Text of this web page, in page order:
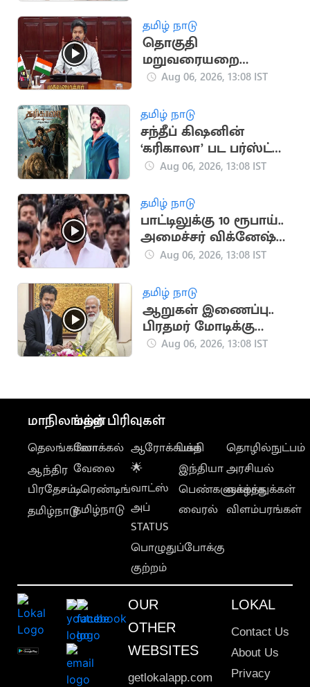
தமிழ் நாடு
தொகுதி
மறுவரையறை
விவகாரம்.. அனைத்து
விஜய் அழைப்பு
Aug 06, 2026, 13:08 IST
தமிழ் நாடு
சந்தீப் கிஷனின்
‘கரிகாலா’ பட பர்ஸ்ட்
லுக் வெளியீடு
Aug 06, 2026, 13:08 IST
தமிழ் நாடு
பாட்டிலுக்கு 10 ரூபாய்..
அமைச்சர் விக்னேஷ்
விளக்கம்
Aug 06, 2026, 13:08 IST
தமிழ் நாடு
ஆறுகள் இணைப்பு..
பிரதமர் மோடிக்கு
முதலமைச்சர் விஜய்
Aug 06, 2026, 13:08 IST
மாநிலங்கள்
தெலங்கானா
ஆந்திர
பிரதேசம்
தமிழ்நாடு
மற்ற பிரிவுகள்
லோக்கல்
வேலை
டிரெண்டிங்
தமிழ்நாடு
ஆரோக்கியம்
🌟
வாட்ஸ்
அப்
STATUS
பொழுதுப்போக்கு
குற்றம்
பக்தி
இந்தியா
பெண்களுக்காக
வைரல்
தொழில்நுட்பம்
அரசியல்
வாழ்த்துக்கள்
விளம்பரங்கள்
OUR
OTHER
WEBSITES
getlokalapp.com
LOKAL
Contact Us
About Us
Privacy